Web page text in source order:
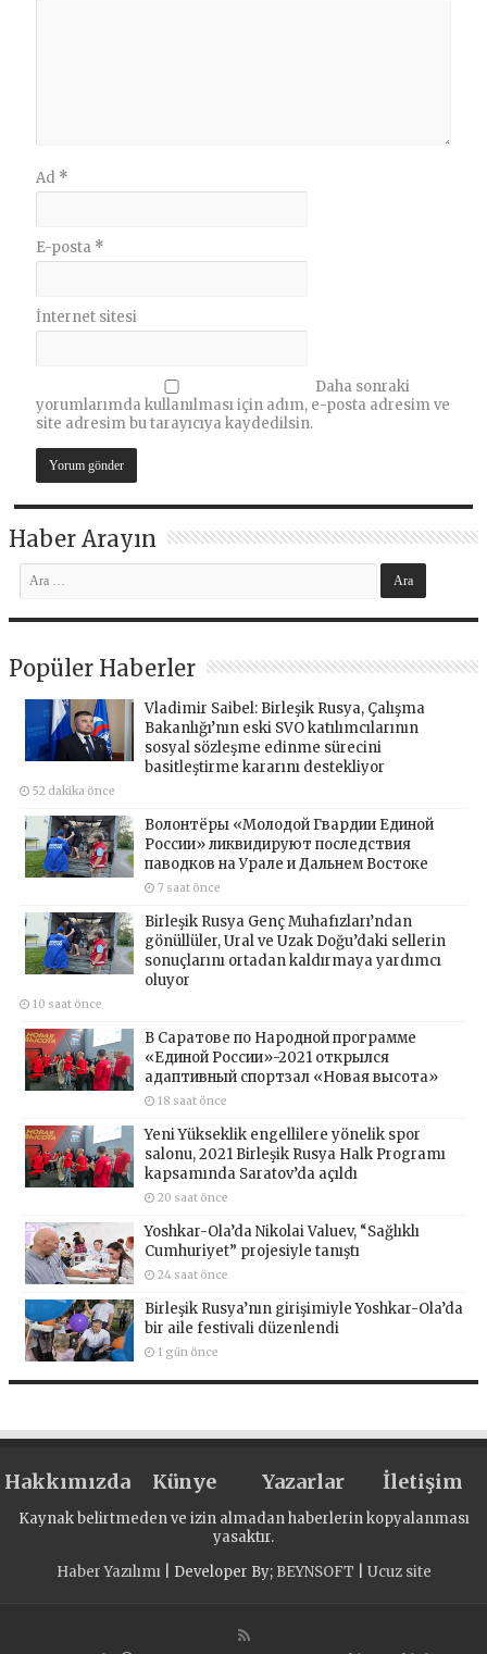
Ad *
E-posta *
İnternet sitesi
Daha sonraki
yorumlarımda kullanılması için adım, e-posta adresim ve
site adresim bu tarayıcıya kaydedilsin.
Haber Arayın
Popüler Haberler
Vladimir Saibel: Birleşik Rusya, Çalışma
Bakanlığı’nın eski SVO katılımcılarının
sosyal sözleşme edinme sürecini
basitleştirme kararını destekliyor
52 dakika önce
Волонтёры «Молодой Гвардии Единой
России» ликвидируют последствия
паводков на Урале и Дальнем Востоке
7 saat önce
Birleşik Rusya Genç Muhafızları’ndan
gönüllüler, Ural ve Uzak Doğu’daki sellerin
sonuçlarını ortadan kaldırmaya yardımcı
oluyor
10 saat önce
В Саратове по Народной программе
«Единой России»-2021 открылся
адаптивный спортзал «Новая высота»
18 saat önce
Yeni Yükseklik engellilere yönelik spor
salonu, 2021 Birleşik Rusya Halk Programı
kapsamında Saratov’da açıldı
20 saat önce
Yoshkar-Ola’da Nikolai Valuev, “Sağlıklı
Cumhuriyet” projesiyle tanıştı
24 saat önce
Birleşik Rusya’nın girişimiyle Yoshkar-Ola’da
bir aile festivali düzenlendi
1 gün önce
Hakkımızda Künye Yazarlar İletişim
Kaynak belirtmeden ve izin almadan haberlerin kopyalanması
yasaktır.
Haber Yazılımı| Developer By; BEYNSOFT Ucuz site